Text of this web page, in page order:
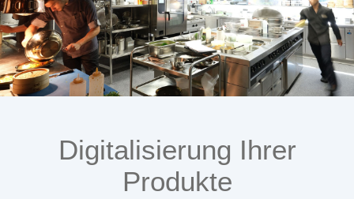
Digitalisierung Ihrer
Produkte